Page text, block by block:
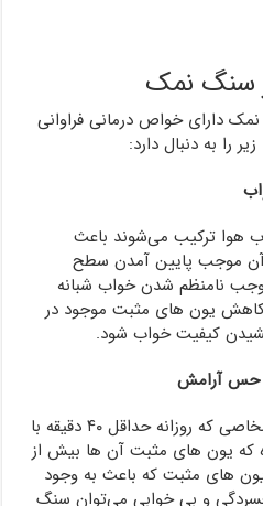
سنگ نمک
دارای خواص درمانی فراوانی
را به دنبال دارد:
هوا ترکیب می‌شوند باعث
موجب پایین آمدن سطح
نامنظم شدن خواب شبانه
یون های مثبت موجود در
کیفیت خواب شود.
مطالعات انجام گرفته بر روی اشخاصی که روزانه حداقل ۴۰ دقیقه با
که یون های مثبت آن ها بیش از
های مثبت که باعث به وجود
و بی خوابی می‌توان سنگ